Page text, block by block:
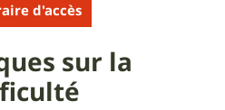
d'accès
sur la